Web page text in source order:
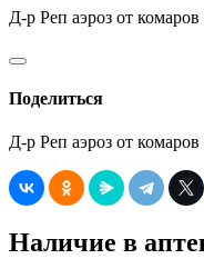
Д-р Реп аэроз от
Поделиться
Д-р Реп аэроз от
Наличие в